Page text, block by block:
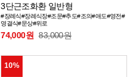
3단근조화환 일반형
#장례식#장례식장#조문#추도#조의#애도#영전#
영결식#문상#위로
74,000원 83,000원
10%